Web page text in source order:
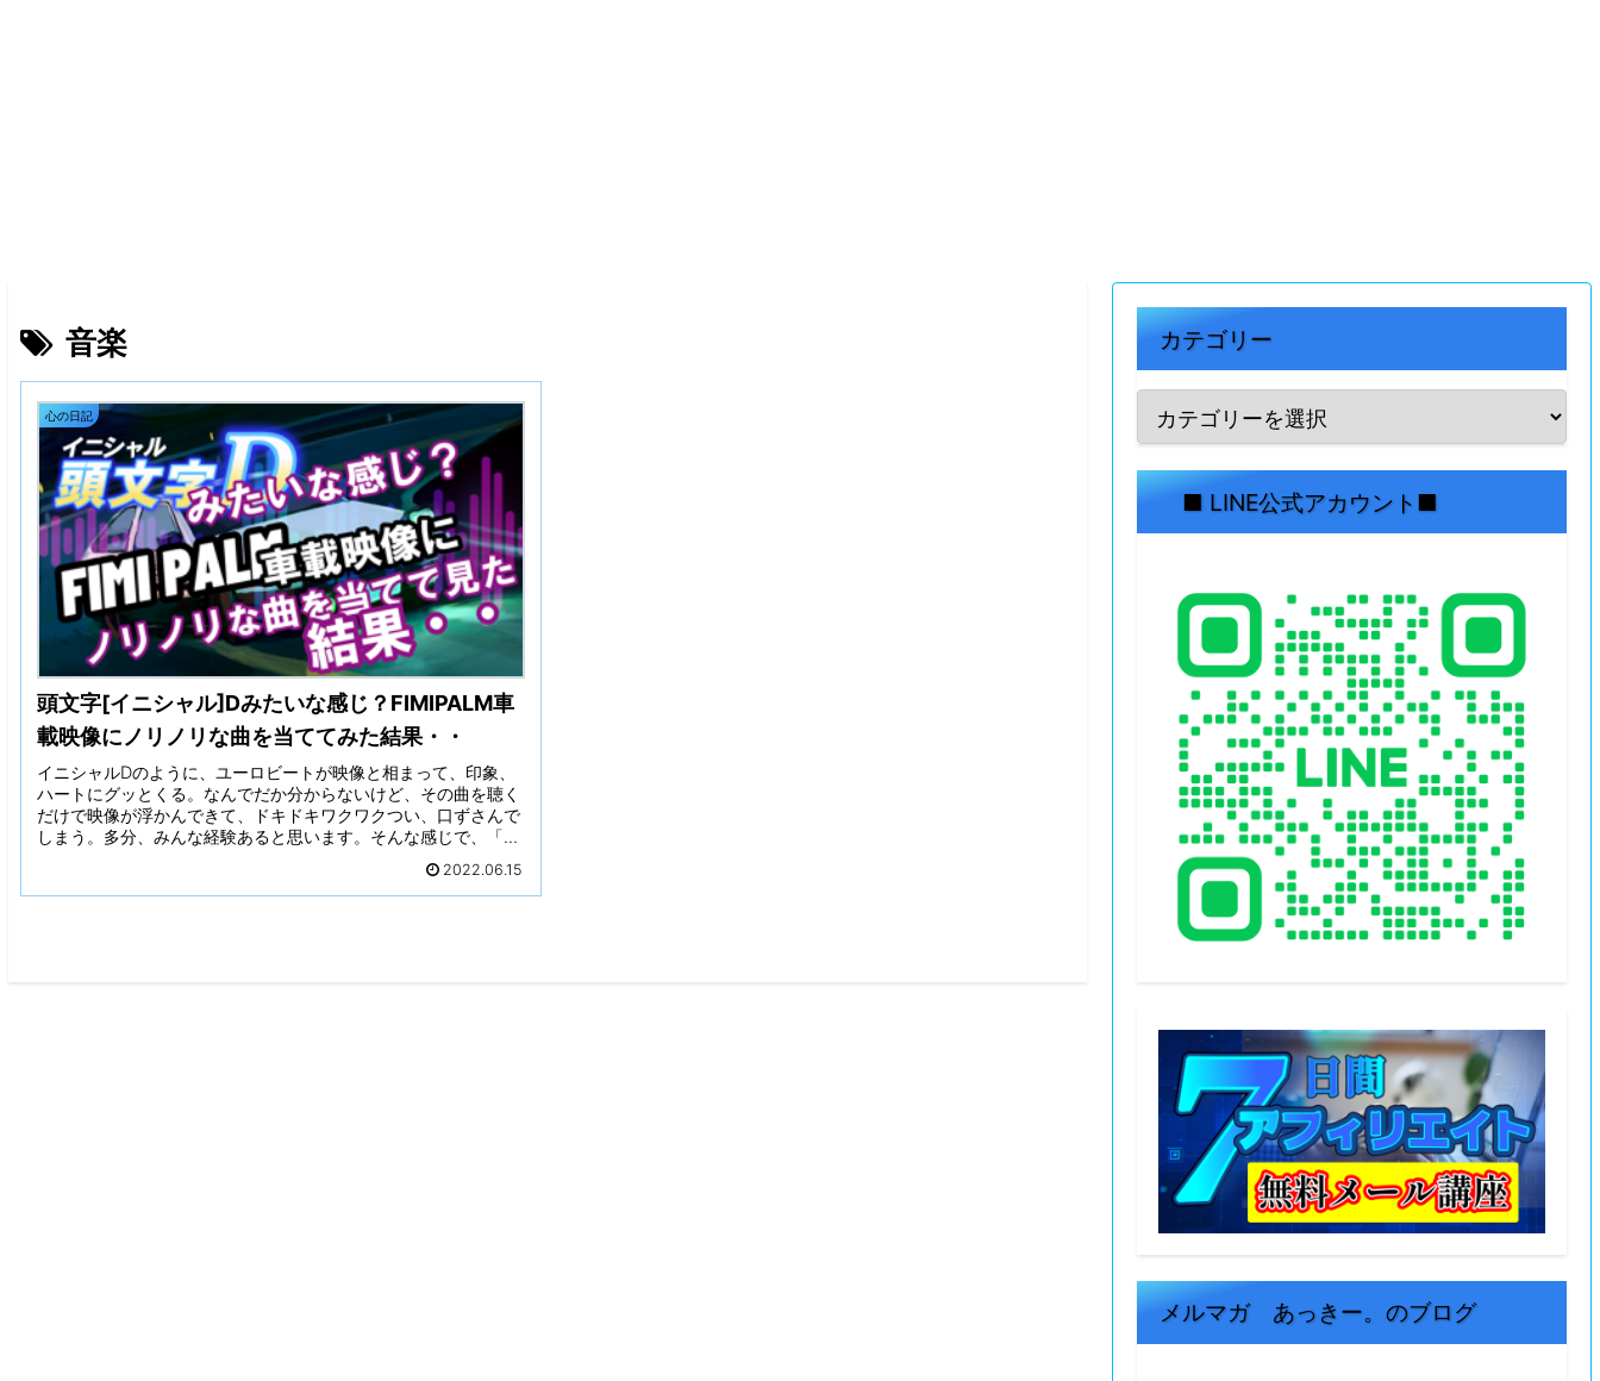
音楽
心の日記
頭文字[イニシャル]Dみたいな感じ？FIMIPALM車
載映像にノリノリな曲を当ててみた結果・・
イニシャルDのように、ユーロビートが映像と相まって、印象、
ハートにグッとくる。なんでだか分からないけど、その曲を聴く
だけで映像が浮かんできて、ドキドキワクワクつい、口ずさんで
しまう。多分、みんな経験あると思います。そんな感じで、「映
2022.06.15
カテゴリー
■ LINE公式アカウント■
メルマガ あっきー。のブログ